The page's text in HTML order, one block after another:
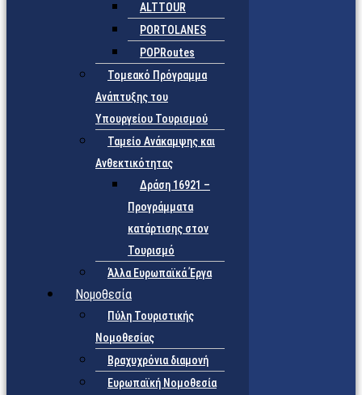
ALTTOUR
PORTOLANES
POPRoutes
Τομεακό Πρόγραμμα
Ανάπτυξης του
Υπουργείου Τουρισμού
Ταμείο Ανάκαμψης και
Ανθεκτικότητας
Δράση 16921 –
Προγράμματα
κατάρτισης στον
Τουρισμό
Άλλα Ευρωπαϊκά Έργα
Νομοθεσία
Πύλη Τουριστικής
Νομοθεσίας
Βραχυχρόνια διαμονή
Ευρωπαϊκή Νομοθεσία